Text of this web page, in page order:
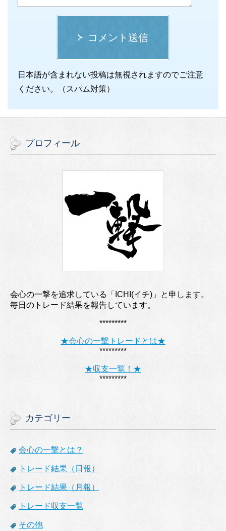
コメント送信
日本語が含まれない投稿は無視されますのでご注意
ください。（スパム対策）
プロフィール
会心の一撃を追求している「ICHI(イチ)」と申します。
毎日のトレード結果を報告しています。
*********
★会心の一撃トレードとは★
*********
★収支一覧！★
*********
カテゴリー
会心の一撃とは？
トレード結果（日報）
トレード結果（月報）
トレード収支一覧
その他